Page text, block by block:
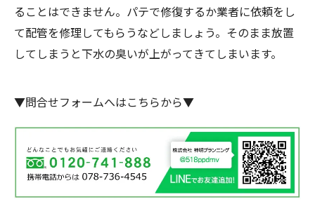
ることはできません。パテで修復するか業者に依頼をし
て配管を修理してもらうなどしましょう。そのまま放置
してしまうと下水の臭いが上がってきてしまいます。
▼問合せフォームへはこちらから▼